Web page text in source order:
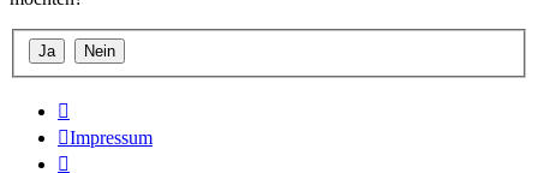
Impressum